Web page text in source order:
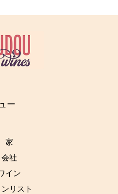
家
会社
イン
リスト
ー